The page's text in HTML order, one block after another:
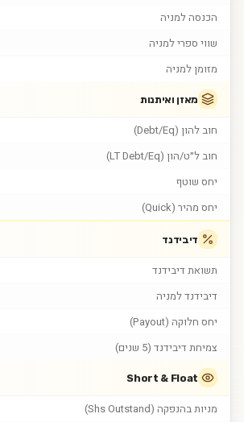
הכנסה למניה
שווי ספרי למניה
מזומן למניה
מאזן ואיתנות
חוב להון (Debt/Eq)
חוב ל״ט/הון (LT Debt/Eq)
יחס שוטף
יחס מהיר (Quick)
דיבידנד
תשואת דיבידנד
דיבידנד למניה
יחס חלוקה (Payout)
צמיחת דיבידנד (5 שנים)
Short & Float
מניות בהנפקה (Shs Outstand)